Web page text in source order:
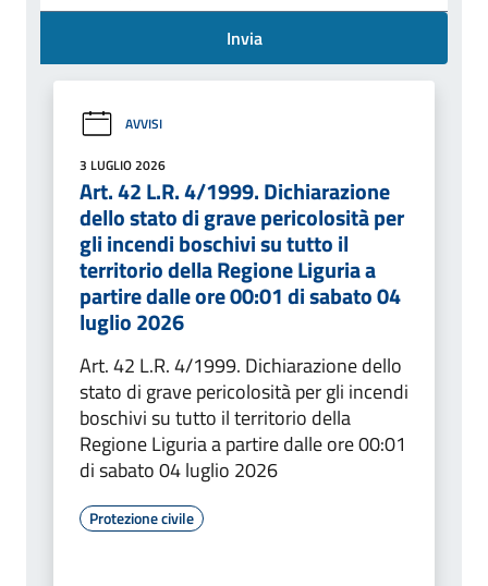
Invia
AVVISI
3 LUGLIO 2026
Art. 42 L.R. 4/1999. Dichiarazione
dello stato di grave pericolosità per
gli incendi boschivi su tutto il
territorio della Regione Liguria a
partire dalle ore 00:01 di sabato 04
luglio 2026
Art. 42 L.R. 4/1999. Dichiarazione dello
stato di grave pericolosità per gli incendi
boschivi su tutto il territorio della
Regione Liguria a partire dalle ore 00:01
di sabato 04 luglio 2026
Protezione civile